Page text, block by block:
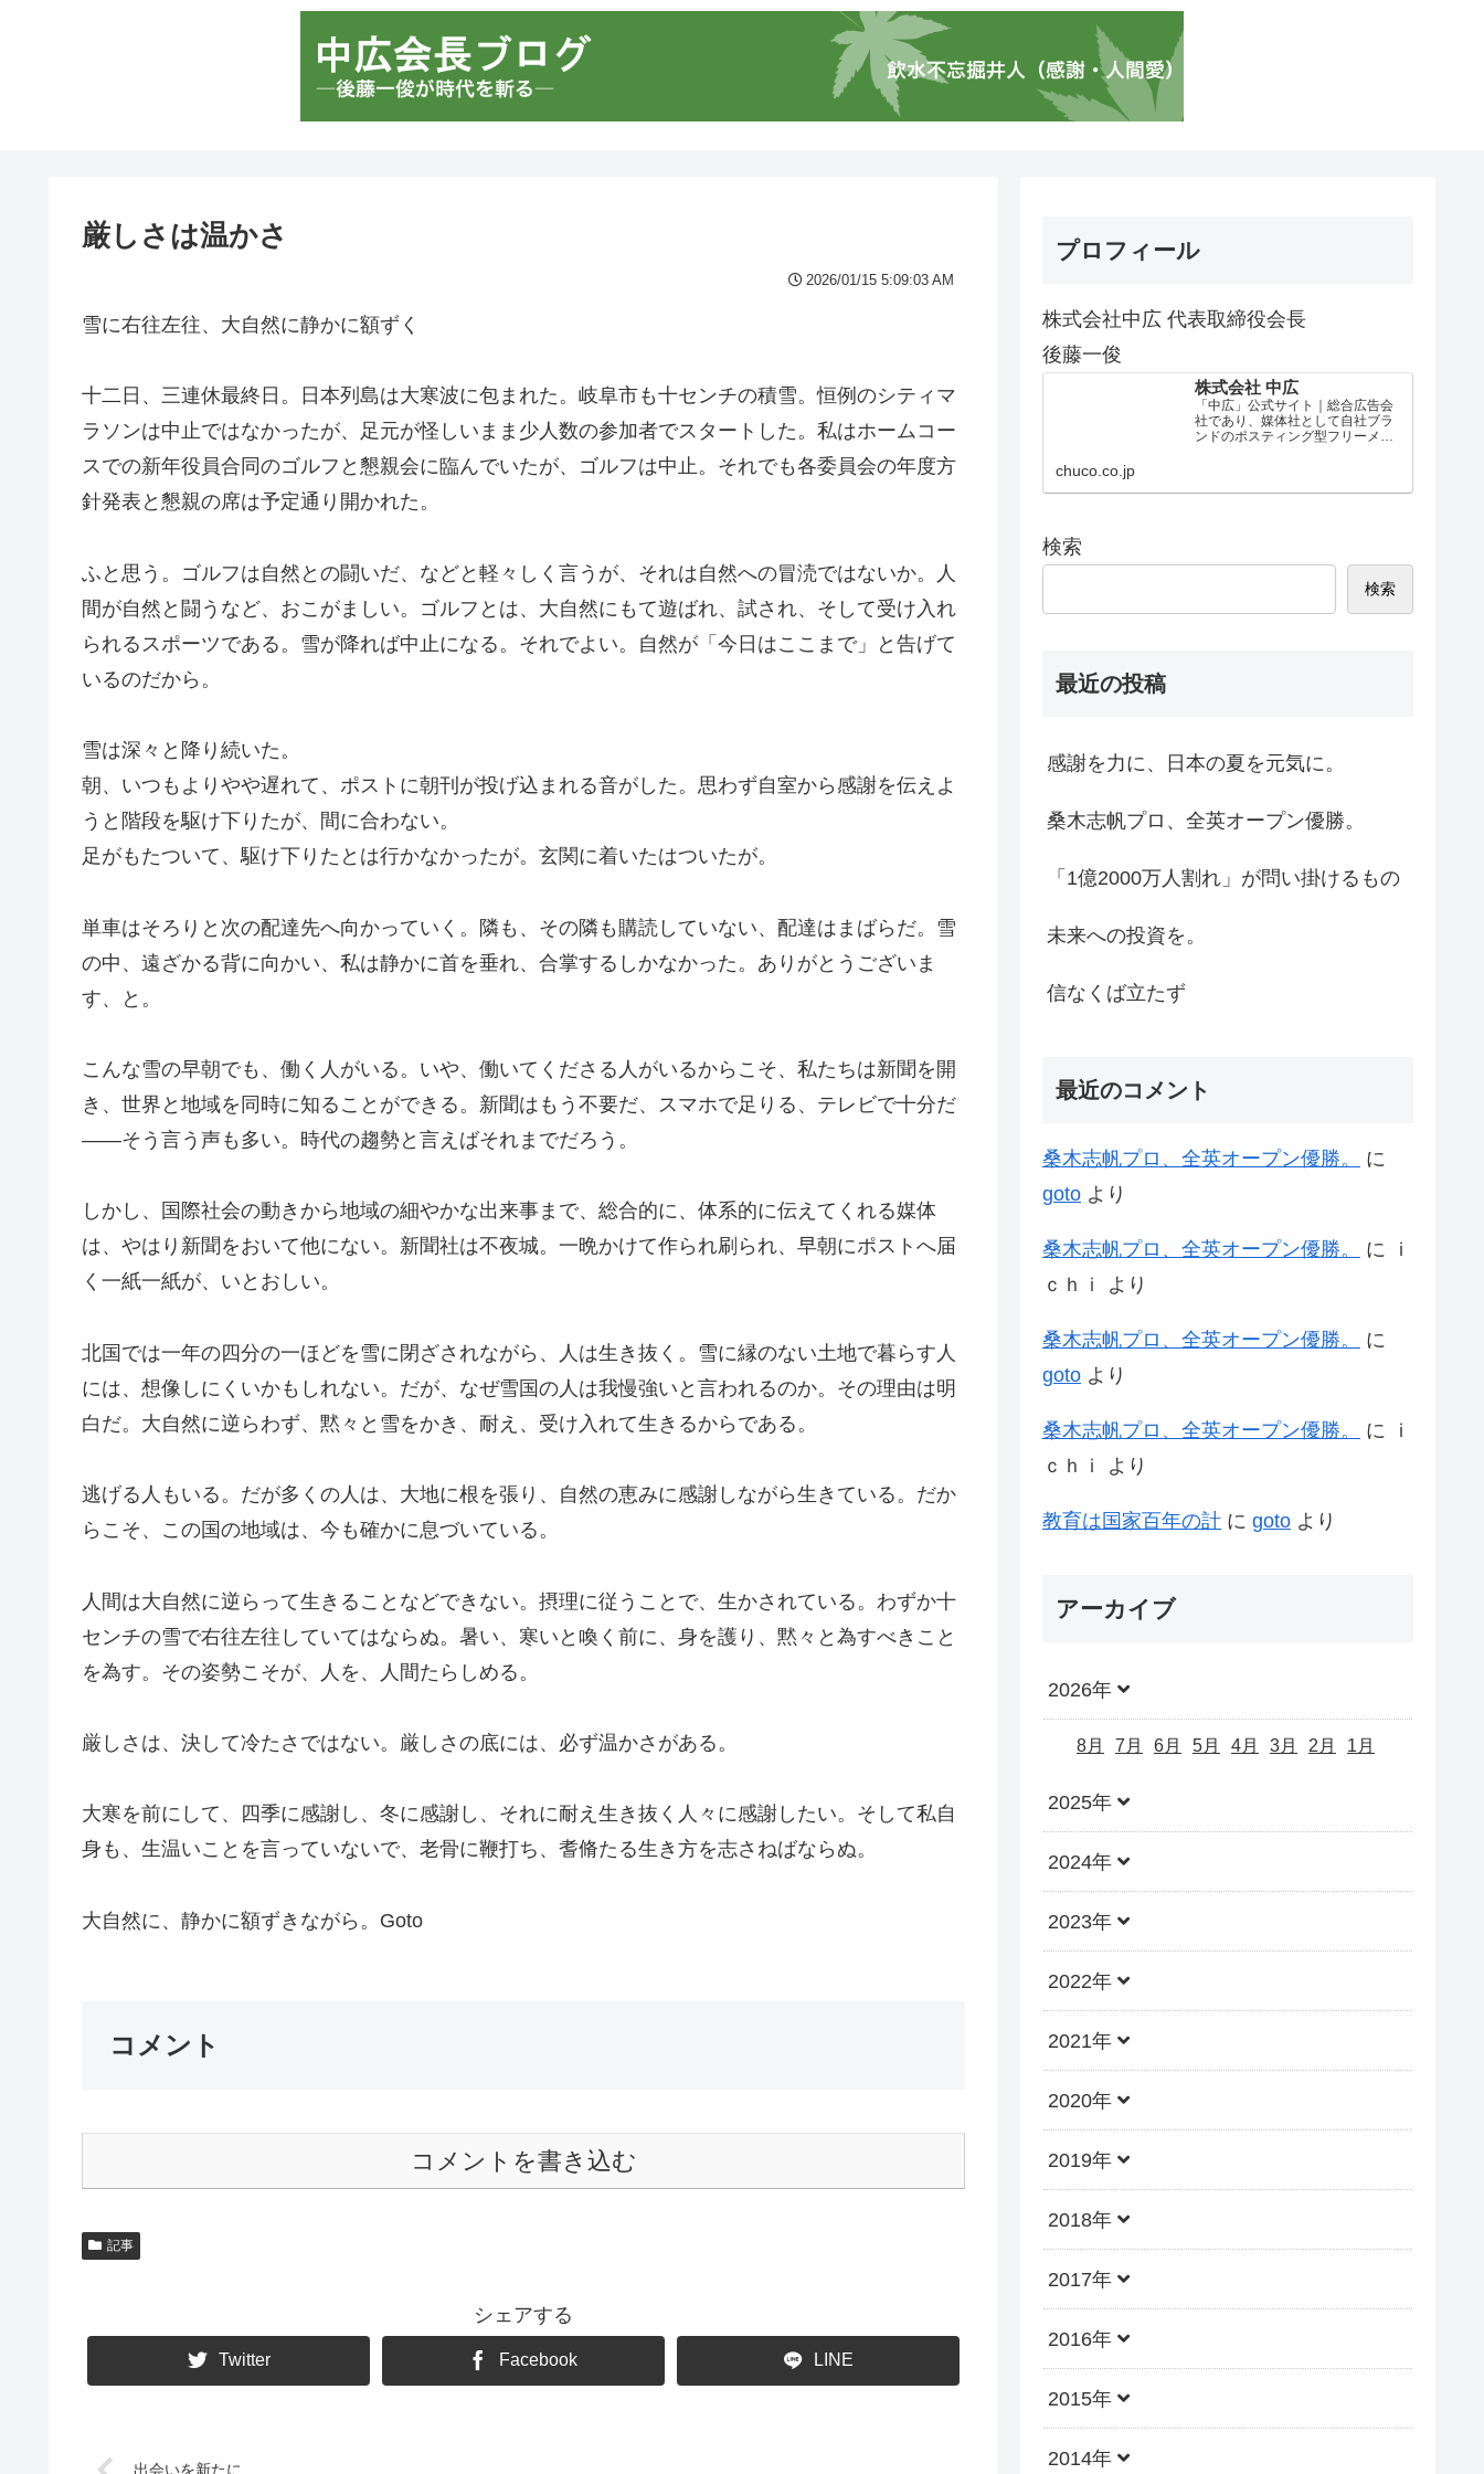
厳しさは温かさ
2026/01/15 5:09:03 AM
雪に右往左往、大自然に静かに額ずく
十二日、三連休最終日。日本列島は大寒波に包まれた。岐阜市も十センチの積雪。恒例のシティマ
ラソンは中止ではなかったが、足元が怪しいまま少人数の参加者でスタートした。私はホームコー
スでの新年役員合同のゴルフと懇親会に臨んでいたが、ゴルフは中止。それでも各委員会の年度方
針発表と懇親の席は予定通り開かれた。
ふと思う。ゴルフは自然との闘いだ、などと軽々しく言うが、それは自然への冒涜ではないか。人
間が自然と闘うなど、おこがましい。ゴルフとは、大自然にもて遊ばれ、試され、そして受け入れ
られるスポーツである。雪が降れば中止になる。それでよい。自然が「今日はここまで」と告げて
いるのだから。
雪は深々と降り続いた。
朝、いつもよりやや遅れて、ポストに朝刊が投げ込まれる音がした。思わず自室から感謝を伝えよ
うと階段を駆け下りたが、間に合わない。
足がもたついて、駆け下りたとは行かなかったが。玄関に着いたはついたが。
単車はそろりと次の配達先へ向かっていく。隣も、その隣も購読していない、配達はまばらだ。雪
の中、遠ざかる背に向かい、私は静かに首を垂れ、合掌するしかなかった。ありがとうございま
す、と。
こんな雪の早朝でも、働く人がいる。いや、働いてくださる人がいるからこそ、私たちは新聞を開
き、世界と地域を同時に知ることができる。新聞はもう不要だ、スマホで足りる、テレビで十分だ
――そう言う声も多い。時代の趨勢と言えばそれまでだろう。
しかし、国際社会の動きから地域の細やかな出来事まで、総合的に、体系的に伝えてくれる媒体
は、やはり新聞をおいて他にない。新聞社は不夜城。一晩かけて作られ刷られ、早朝にポストへ届
く一紙一紙が、いとおしい。
北国では一年の四分の一ほどを雪に閉ざされながら、人は生き抜く。雪に縁のない土地で暮らす人
には、想像しにくいかもしれない。だが、なぜ雪国の人は我慢強いと言われるのか。その理由は明
白だ。大自然に逆らわず、黙々と雪をかき、耐え、受け入れて生きるからである。
逃げる人もいる。だが多くの人は、大地に根を張り、自然の恵みに感謝しながら生きている。だか
らこそ、この国の地域は、今も確かに息づいている。
人間は大自然に逆らって生きることなどできない。摂理に従うことで、生かされている。わずか十
センチの雪で右往左往していてはならぬ。暑い、寒いと喚く前に、身を護り、黙々と為すべきこと
を為す。その姿勢こそが、人を、人間たらしめる。
厳しさは、決して冷たさではない。厳しさの底には、必ず温かさがある。
大寒を前にして、四季に感謝し、冬に感謝し、それに耐え生き抜く人々に感謝したい。そして私自
身も、生温いことを言っていないで、老骨に鞭打ち、耆脩たる生き方を志さねばならぬ。
大自然に、静かに額ずきながら。Goto
コメント
コメントを書き込む
記事
シェアする
Twitter Facebook LINE
出会いを新たに
プロフィール
株式会社中広 代表取締役会長
後藤一俊
株式会社 中広
「中広」公式サイト｜総合広告会
社であり、媒体社として自社ブラ
ンドのポスティング型フリーメデ
chuco.co.jp
検索
検索
最近の投稿
感謝を力に、日本の夏を元気に。
桑木志帆プロ、全英オープン優勝。
「1億2000万人割れ」が問い掛けるもの
未来への投資を。
信なくば立たず
最近のコメント
桑木志帆プロ、全英オープン優勝。
に
goto より
桑木志帆プロ、全英オープン優勝。 に
ｉ
ｃｈｉ
より
桑木志帆プロ、全英オープン優勝。
に
goto より
桑木志帆プロ、全英オープン優勝。 に
ｉ
ｃｈｉ
より
教育は国家百年の計 に goto より
アーカイブ
2026年
8月 7月 6月 5月 4月 3月 2月 1月
2025年
2024年
2023年
2022年
2021年
2020年
2019年
2018年
2017年
2016年
2015年
2014年